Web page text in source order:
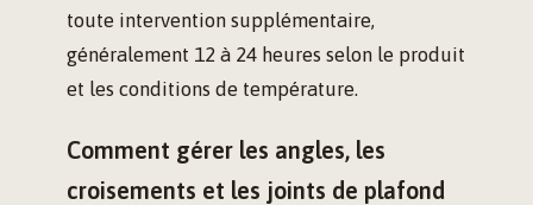
toute intervention supplémentaire,
généralement 12 à 24 heures selon le produit
et les conditions de température.
Comment gérer les angles, les
croisements et les joints de plafond